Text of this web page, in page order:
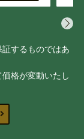
するものではあ
格が変動いたし